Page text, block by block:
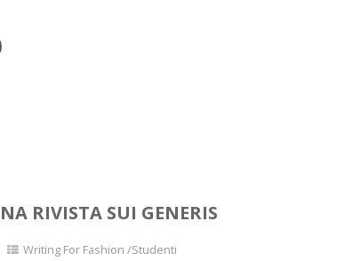
RIVISTA SUI GENERIS
Writing For Fashion /Studenti